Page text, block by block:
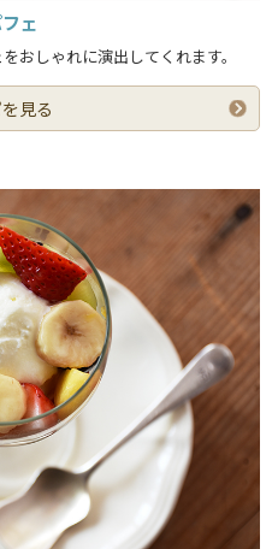
ェ
おしゃれに演出してくれます。
見る